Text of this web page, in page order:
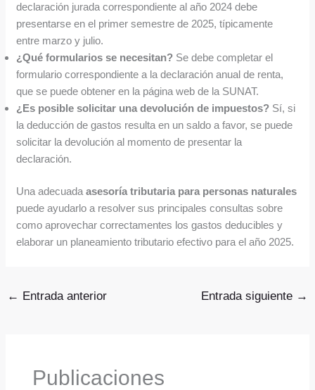
declaración jurada correspondiente al año 2024 debe
presentarse en el primer semestre de 2025, típicamente
entre marzo y julio.
¿Qué formularios se necesitan? Se debe completar el
formulario correspondiente a la declaración anual de renta,
que se puede obtener en la página web de la SUNAT.
¿Es posible solicitar una devolución de impuestos? Sí, si
la deducción de gastos resulta en un saldo a favor, se puede
solicitar la devolución al momento de presentar la
declaración.
Una adecuadaasesoría tributaria para personas naturales
puede ayudarlo a resolver sus principales consultas sobre
como aprovechar correctamentes los gastos deducibles y
elaborar un planeamiento tributario efectivo para el año 2025.
← Entrada anterior Entrada siguiente →
Publicaciones